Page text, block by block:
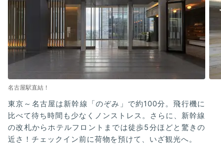
名古屋駅直結！
東京～名古屋は新幹線「のぞみ」で約100分。飛行機に
比べて待ち時間も少なくノンストレス。さらに、新幹線
の改札からホテルフロントまでは徒歩5分ほどと驚きの
近さ！チェックイン前に荷物を預けて、いざ観光へ。